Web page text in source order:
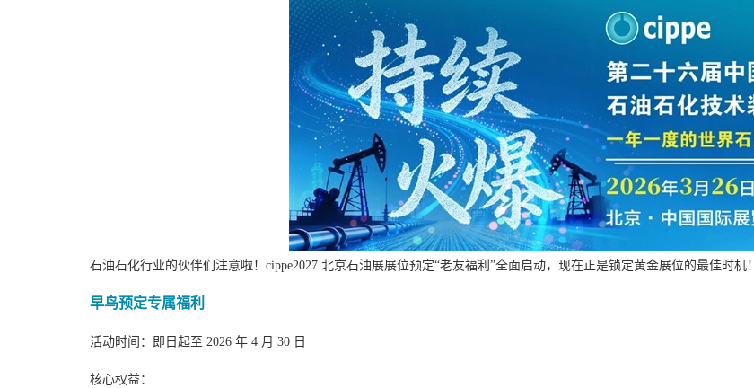
石油石化行业的伙伴们注意啦！cippe2027 北京石油展展位预定“老友福利”全面启动，现在正是锁定黄金展位的最佳时机！
早鸟预定专属福利
活动时间：即日起至 2026 年 4 月 30 日
核心权益：